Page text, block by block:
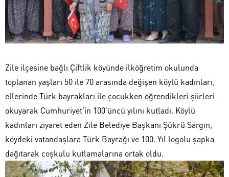
Zile ilçesine bağlı Çiftlik köyünde ilköğretim okulunda
toplanan yaşları 50 ile 70 arasında değişen köylü kadınları,
ellerinde Türk bayrakları ile çocukken öğrendikleri şiirleri
okuyarak Cumhuriyet’in 100’üncü yılını kutladı. Köylü
kadınları ziyaret eden Zile Belediye Başkanı Şükrü Sargın,
köydeki vatandaşlara Türk Bayrağı ve 100. Yıl logolu şapka
dağıtarak coşkulu kutlamalarına ortak oldu.